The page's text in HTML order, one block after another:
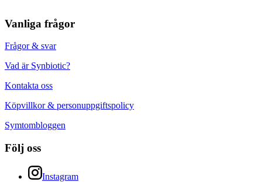
Vanliga frågor
Frågor & svar
Vad är Synbiotic?
Kontakta oss
Köpvillkor & personuppgiftspolicy
Symtombloggen
Följ oss
Instagram